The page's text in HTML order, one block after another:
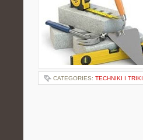
CATEGORIES: TECHNIKI I TRIKI